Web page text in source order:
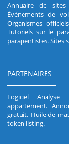
Annuaire de
Événements de
Organismes officiels
Tutoriels sur le
parapentistes.Sites
PARTENAIRES
Logiciel Analyse
appartement.
gratuit. Huile de
token listing.